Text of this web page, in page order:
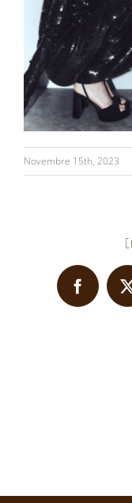
Novembre 15th, 2023